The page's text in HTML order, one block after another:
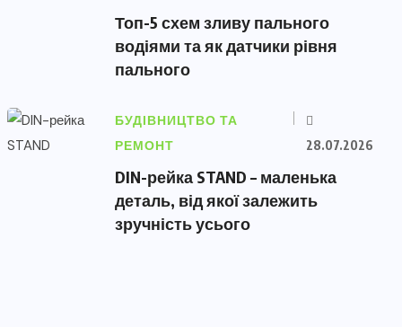
Топ-5 схем зливу пального
водіями та як датчики рівня
пального
БУДІВНИЦТВО ТА
РЕМОНТ
28.07.2026
DIN-рейка STAND – маленька
деталь, від якої залежить
зручність усього